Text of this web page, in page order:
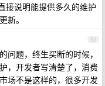
接说明能提供多久的维护
新。
53
问题，终生买断的时候，
，开发者写清楚了，消费
场不是这样的，很多开发